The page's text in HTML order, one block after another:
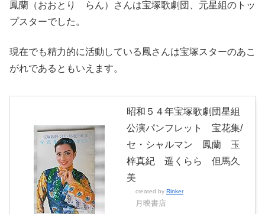
鳳蘭（おおとり らん）さんは宝塚歌劇団、元星組のトッ
プスターでした。
現在でも精力的に活動している鳳さんは宝塚スターのあこ
がれであるともいえます。
昭和５４年宝塚歌劇団星組
公演パンフレット 宝花集/
セ・シャルマン 鳳蘭 玉
梓真紀 遥くらら 但馬久
美
created by Rinker
月映書店